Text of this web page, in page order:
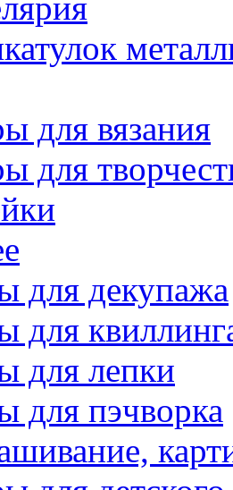
для вязания
для
для декупажа
для
для лепки
для пэчворка